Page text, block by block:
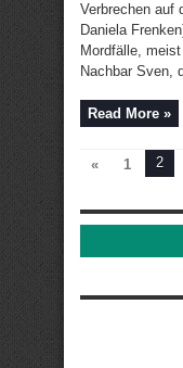
Verbrechen auf
Daniela
Mordfälle,
Nachbar Sven,
Read More »
« 1 2